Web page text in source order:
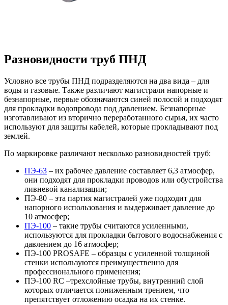
Разновидности труб ПНД
Условно все трубы ПНД подразделяются на два вида – для
воды и газовые. Также различают магистрали напорные и
безнапорные, первые обозначаются синей полосой и подходят
для прокладки водопровода под давлением. Безнапорные
изготавливают из вторично переработанного сырья, их часто
используют для защиты кабелей, которые прокладывают под
землей.
По маркировке различают несколько разновидностей труб:
ПЭ-63 – их рабочее давление составляет 6,3 атмосфер,
они подходят для прокладки проводов или обустройства
ливневой канализации;
ПЭ-80 – эта партия магистралей уже подходит для
напорного использования и выдерживает давление до
10 атмосфер;
ПЭ-100 – такие трубы считаются усиленными,
используются для прокладки бытового водоснабжения с
давлением до 16 атмосфер;
ПЭ-100 PROSAFE – образцы с усиленной толщиной
стенки используются преимущественно для
профессионального применения;
ПЭ-100 RC –трехслойные трубы, внутренний слой
которых отличается пониженным трением, что
препятствует отложению осадка на их стенке.